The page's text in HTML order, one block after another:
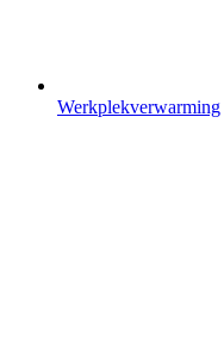
Werkplekverwarming